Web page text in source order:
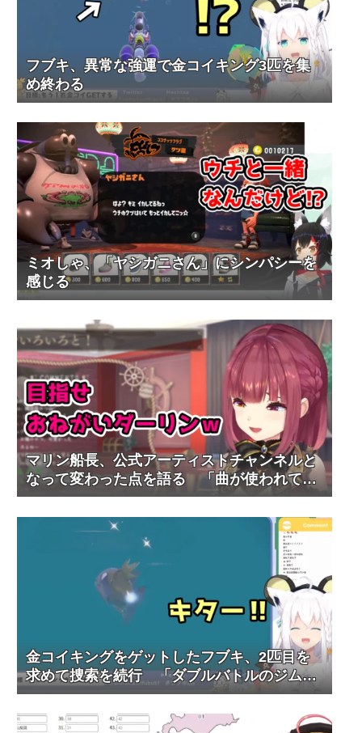
フブキ、異常な強運で金コイキング3匹を集
め終わる
ミオしゃ、「ヤシガニさん」にシンパシーを
感じる
マリン船長、公式アーティストチャンネルと
なって変わった点を語る 「曲が使われてる
と分かるように」
金コイキングをゲットしたフブキ、2匹目を
求めて捜索を続行 「ダブルバトルのジムが
ある……？」